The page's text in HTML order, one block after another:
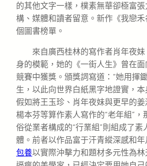
的其他文字一樣，樸素無華卻極富
構、媒體和讀者留意。新作《我戀
個圖書榜單。
來自廣西桂林的寫作者肖年夜
身的模範，她的《一街人生》曾在
競賽中獲獎。頒獎詞寫道：“她用揮
生，以此向世界白紙黑字地證實，本
假如將王玉珍、肖年夜妹與更早的
楊本芬等算作素人寫作的“老年組”，
俗從業者構成的“行業組”則組成了素
體。前者以作品富于汗青縱深感和年
包養以實際沖擊力和題材多元性為